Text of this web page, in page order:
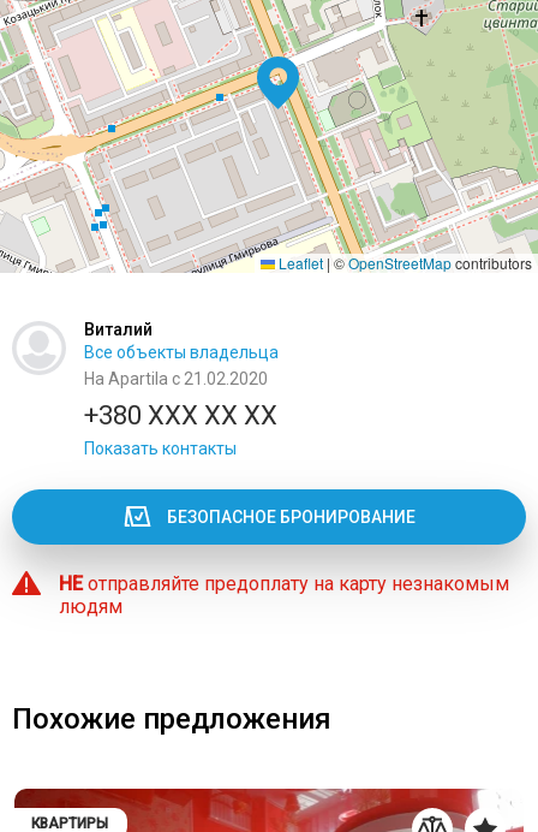
Leaflet | ©OpenStreetMapcontributors
Виталий
Все объекты владельца
На Apartila с 21.02.2020
+380 XXX XX XX
Показать контакты
БЕЗОПАСНОЕ БРОНИРОВАНИЕ
НЕотправляйте предоплату на карту незнакомым
людям
Похожие предложения
КВАРТИРЫ